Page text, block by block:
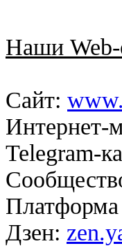
Наши Web-
Сайт:
Интернет-
Telegram-
Дзен: